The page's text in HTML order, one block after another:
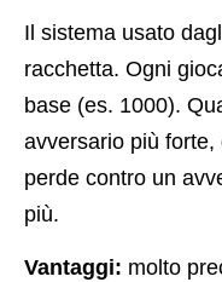
Il sistema usato
racchetta. Ogni
base (es. 1000).
avversario più
perde contro un
più.
Vantaggi: molto